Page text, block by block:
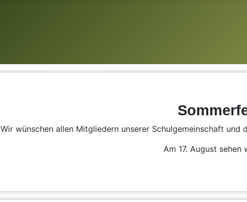
Wir wünschen allen Mitgliedern unserer Schulgemeinschaft
Am 17. August sehen